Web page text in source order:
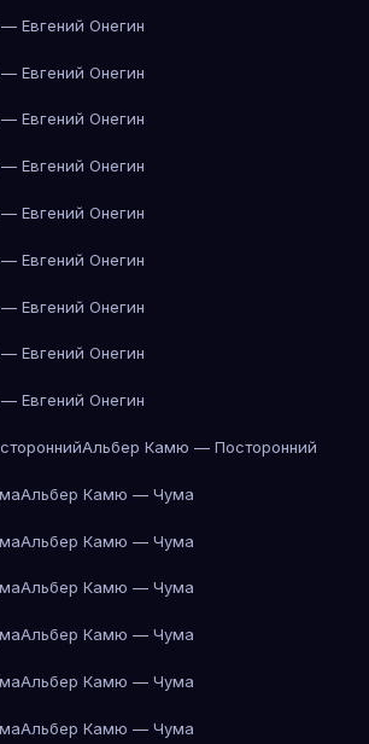
Евгений Онегин
Евгений Онегин
Евгений Онегин
Евгений Онегин
Евгений Онегин
Евгений Онегин
Евгений Онегин
Евгений Онегин
Евгений Онегин
Альбер Камю — Посторонний
Альбер Камю — Чума
Альбер Камю — Чума
Альбер Камю — Чума
Альбер Камю — Чума
Альбер Камю — Чума
Альбер Камю — Чума